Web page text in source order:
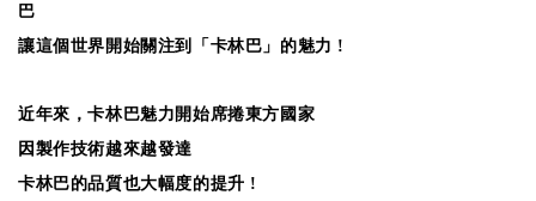
巴
讓這個世界開始關注到「卡林巴」的魅力 !
近年來，卡林巴魅力開始席捲東方國家
因製作技術越來越發達
卡林巴的品質也大幅度的提升 !